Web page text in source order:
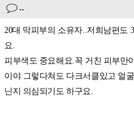
..
20대 막피부의 소유자..저희남편도
요.
피부색도 중요해요.꼭 거친 피부만
이야 그렇다쳐도 다크서클있고 얼
닌지 의심되기도 하구요.